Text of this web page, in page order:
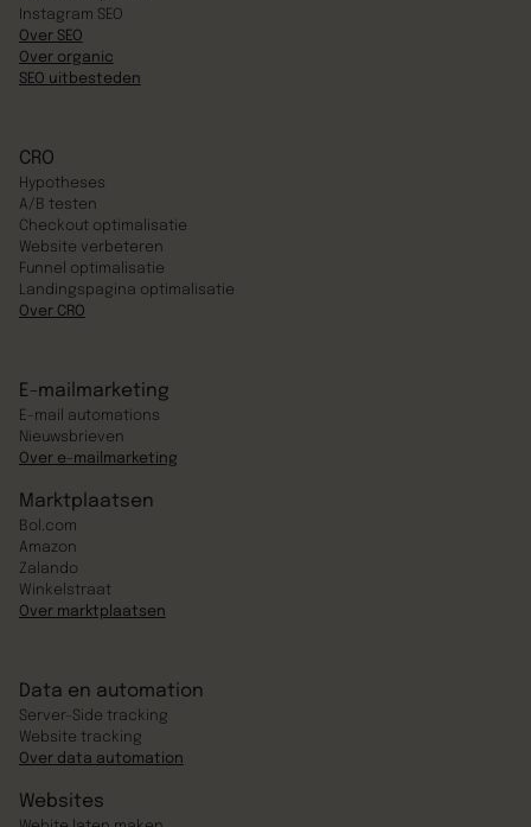
Instagram SEO
Over SEO
Over organic
SEO uitbesteden
CRO
Hypotheses
A/B testen
Checkout optimalisatie
Website verbeteren
Funnel optimalisatie
Landingspagina optimalisatie
Over CRO
E-mailmarketing
E-mail automations
Nieuwsbrieven
Over e-mailmarketing
Marktplaatsen
Bol.com
Amazon
Zalando
Winkelstraat
Over marktplaatsen
Data en automation
Server-Side tracking
Website tracking
Over data automation
Websites